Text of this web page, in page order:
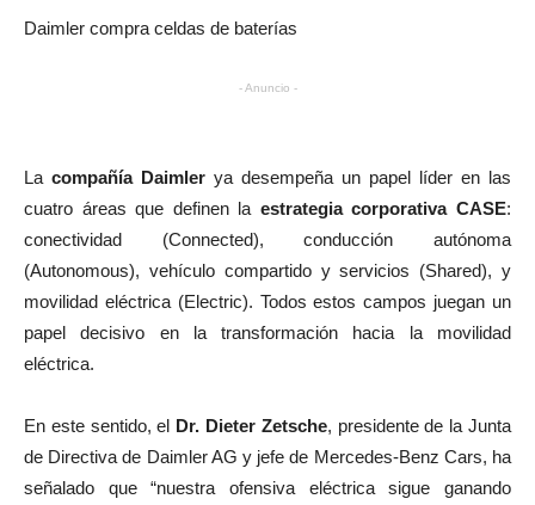
Daimler compra celdas de baterías
- Anuncio -
La compañía Daimler ya desempeña un papel líder en las
cuatro áreas que definen la estrategia corporativa CASE:
conectividad (Connected), conducción autónoma
(Autonomous), vehículo compartido y servicios (Shared), y
movilidad eléctrica (Electric). Todos estos campos juegan un
papel decisivo en la transformación hacia la movilidad
eléctrica.
En este sentido, el Dr. Dieter Zetsche, presidente de la Junta
de Directiva de Daimler AG y jefe de Mercedes-Benz Cars, ha
señalado que “nuestra ofensiva eléctrica sigue ganando